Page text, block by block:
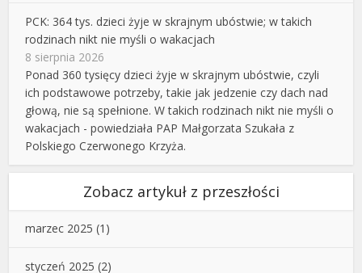
PCK: 364 tys. dzieci żyje w skrajnym ubóstwie; w takich
rodzinach nikt nie myśli o wakacjach
8 sierpnia 2026
Ponad 360 tysięcy dzieci żyje w skrajnym ubóstwie, czyli
ich podstawowe potrzeby, takie jak jedzenie czy dach nad
głową, nie są spełnione. W takich rodzinach nikt nie myśli o
wakacjach - powiedziała PAP Małgorzata Szukała z
Polskiego Czerwonego Krzyża.
Zobacz artykuł z przeszłości
marzec 2025 (1)
styczeń 2025 (2)